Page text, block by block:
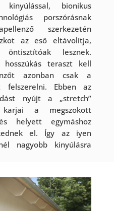
kinyúlással, bionikus
porszórásnak
szerkezetén
az eső eltávolítja,
öntisztítóak lesznek.
teraszt kell
azonban csak a
felszerelni. Ebben az
nyújt a „stretch”
karjai a megszokott
helyett egymáshoz
el. Így az iyen
nagyobb kinyúlásra